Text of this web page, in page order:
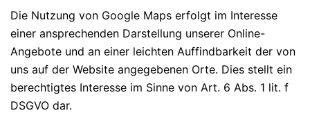
Die Nutzung von Google Maps erfolgt im Interesse
einer ansprechenden Darstellung unserer Online-
Angebote und an einer leichten Auffindbarkeit der von
uns auf der Website angegebenen Orte. Dies stellt ein
berechtigtes Interesse im Sinne von Art. 6 Abs. 1 lit. f
DSGVO dar.